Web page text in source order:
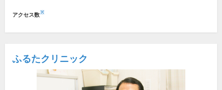
アクセス数※
ふるたクリニック